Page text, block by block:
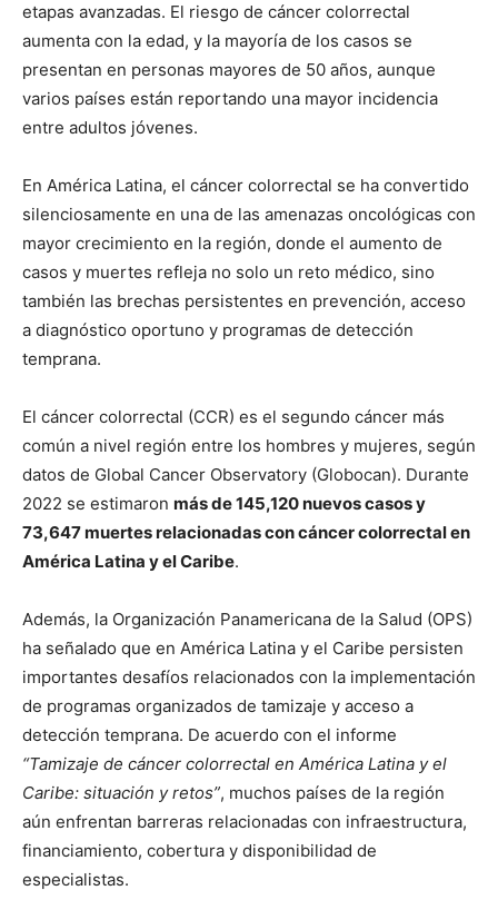
etapas avanzadas. El riesgo de cáncer colorrectal
aumenta con la edad, y la mayoría de los casos se
presentan en personas mayores de 50 años, aunque
varios países están reportando una mayor incidencia
entre adultos jóvenes.
En América Latina, el cáncer colorrectal se ha convertido
silenciosamente en una de las amenazas oncológicas con
mayor crecimiento en la región, donde el aumento de
casos y muertes refleja no solo un reto médico, sino
también las brechas persistentes en prevención, acceso
a diagnóstico oportuno y programas de detección
temprana.
El cáncer colorrectal (CCR) es el segundo cáncer más
común a nivel región entre los hombres y mujeres, según
datos de Global Cancer Observatory (Globocan). Durante
2022 se estimaron más de 145,120 nuevos casos y
73,647 muertes relacionadas con cáncer colorrectal en
América Latina y el Caribe.
Además, la Organización Panamericana de la Salud (OPS)
ha señalado que en América Latina y el Caribe persisten
importantes desafíos relacionados con la implementación
de programas organizados de tamizaje y acceso a
detección temprana. De acuerdo con el informe
“Tamizaje de cáncer colorrectal en América Latina y el
Caribe: situación y retos”, muchos países de la región
aún enfrentan barreras relacionadas con infraestructura,
financiamiento, cobertura y disponibilidad de
especialistas.